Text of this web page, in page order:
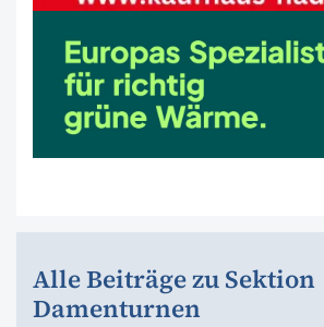
Alle Beiträge zu Sektion
Damenturnen